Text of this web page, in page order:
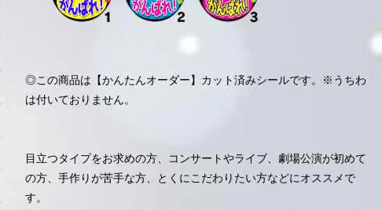
◎この商品は【かんたんオーダー】カット済みシールです。※うちわ
は付いておりません。
目立つタイプをお求めの方、コンサートやライブ、劇場公演が初めて
の方、手作りが苦手な方、とくにこだわりたい方などにオススメで
す。